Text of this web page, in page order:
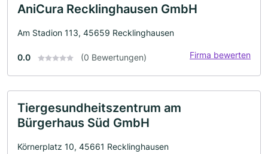
AniCura Recklinghausen GmbH
Am Stadion 113, 45659 Recklinghausen
0.0 (0 Bewertungen) Firma bewerten
Tiergesundheitszentrum am
Bürgerhaus Süd GmbH
Körnerplatz 10, 45661 Recklinghausen